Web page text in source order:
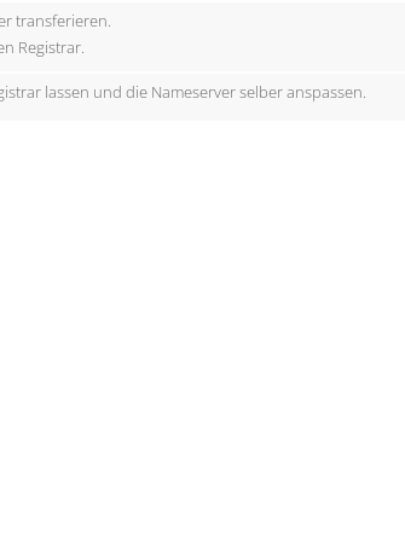
transferieren.
Registrar.
lassen und die Nameserver selber anspassen.